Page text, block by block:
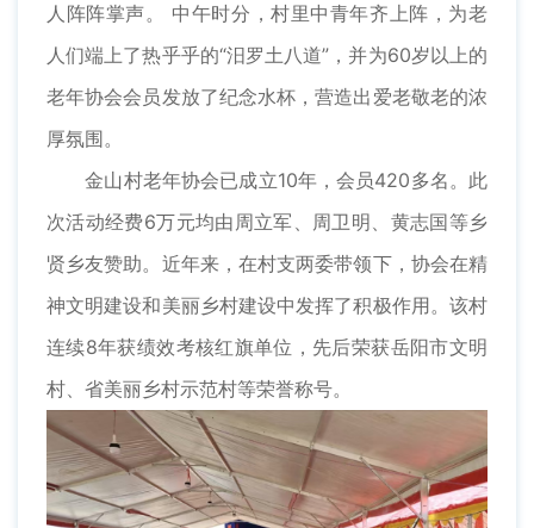
人阵阵掌声。 中午时分，村里中青年齐上阵，为老
人们端上了热乎乎的“汨罗土八道”，并为60岁以上的
老年协会会员发放了纪念水杯，营造出爱老敬老的浓
厚氛围。
金山村老年协会已成立10年，会员420多名。此
次活动经费6万元均由周立军、周卫明、黄志国等乡
贤乡友赞助。近年来，在村支两委带领下，协会在精
神文明建设和美丽乡村建设中发挥了积极作用。该村
连续8年获绩效考核红旗单位，先后荣获岳阳市文明
村、省美丽乡村示范村等荣誉称号。